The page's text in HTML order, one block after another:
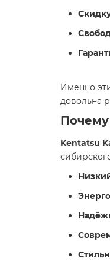
Именно
довольна
Kentatsu